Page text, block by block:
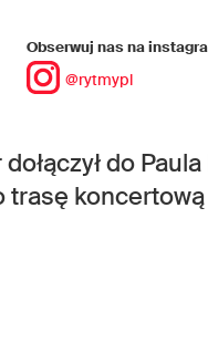
Obserwuj nas na
@rytmypl
do